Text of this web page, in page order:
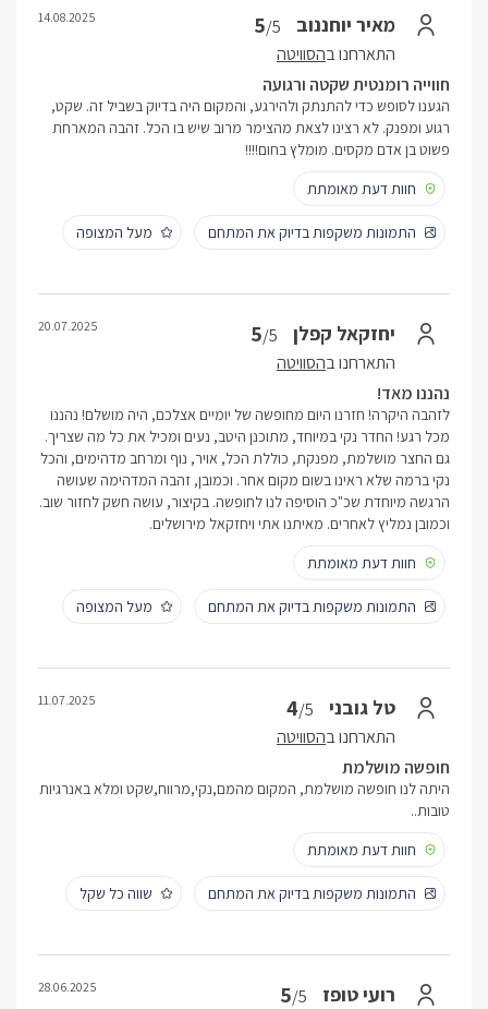
מאיר יוחננוב 5/5
התארחנו בהסוויטה
14.08.2025
חווייה רומנטית שקטה ורגועה
הגענו לסופש כדי להתנתק ולהירגע, והמקום היה בדיוק בשביל זה. שקט,
רגוע ומפנק. לא רצינו לצאת מהצימר מרוב שיש בו הכל. זהבה המארחת
פשוט בן אדם מקסים. מומלץ בחום!!!!
חוות דעת מאומתת
התמונות משקפות בדיוק את המתחם מעל המצופה
יחזקאל קפלן 5/5
התארחנו בהסוויטה
20.07.2025
נהננו מאד!
לזהבה היקרה! חזרנו היום מחופשה של יומיים אצלכם, היה מושלם! נהננו
מכל רגע! החדר נקי במיוחד, מתוכנן היטב, נעים ומכיל את כל מה שצריך.
גם החצר מושלמת, מפנקת, כוללת הכל, אויר, נוף ומרחב מדהימים, והכל
נקי ברמה שלא ראינו בשום מקום אחר. וכמובן, זהבה המדהימה שעושה
הרגשה מיוחדת שכ"כ הוסיפה לנו לחופשה. בקיצור, עושה חשק לחזור שוב.
וכמובן נמליץ לאחרים. מאיתנו אתי ויחזקאל מירושלים.
חוות דעת מאומתת
התמונות משקפות בדיוק את המתחם מעל המצופה
טל גובני 4/5
התארחנו בהסוויטה
11.07.2025
חופשה מושלמת
היתה לנו חופשה מושלמת, המקום מהמם,נקי,מרווח,שקט ומלא באנרגיות
טובות..
חוות דעת מאומתת
התמונות משקפות בדיוק את המתחם שווה כל שקל
רועי טופז 5/5
28.06.2025